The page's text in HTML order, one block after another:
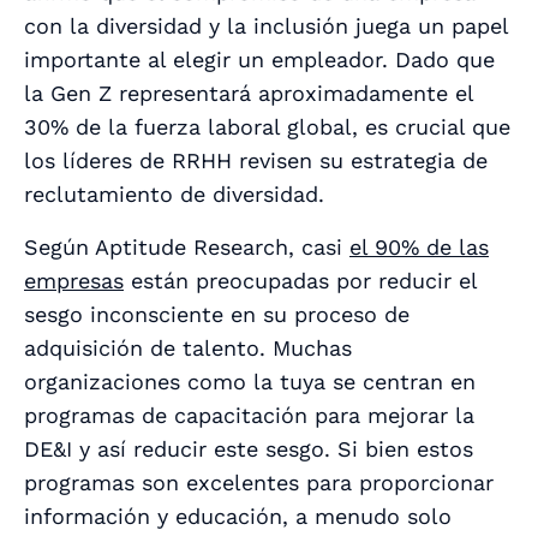
con la diversidad y la inclusión juega un papel
importante al elegir un empleador. Dado que
la Gen Z representará aproximadamente el
30% de la fuerza laboral global, es crucial que
los líderes de RRHH revisen su estrategia de
reclutamiento de diversidad.
Según Aptitude Research, casi el 90% de las
empresas están preocupadas por reducir el
sesgo inconsciente en su proceso de
adquisición de talento. Muchas
organizaciones como la tuya se centran en
programas de capacitación para mejorar la
DE&I y así reducir este sesgo. Si bien estos
programas son excelentes para proporcionar
información y educación, a menudo solo